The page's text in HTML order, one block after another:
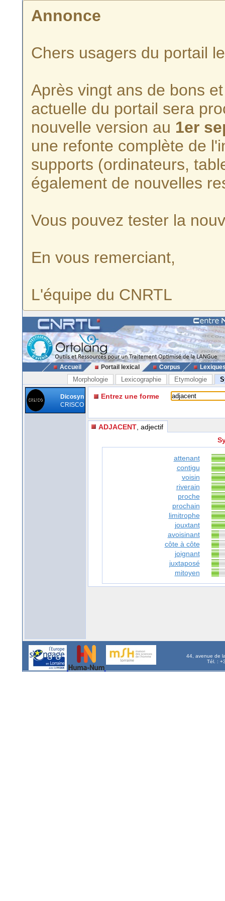
Annonce
Chers usagers du portail
Après vingt ans de bons
actuelle du portail sera
nouvelle version au 1er
une refonte complète de
supports (ordinateurs,
également de nouvelles
Vous pouvez tester la
En vous remerciant,
L'équipe du CNRTL
Accueil Portail lexical Corpus
Morphologie Lexicographie Etymologie
Dicosyn
CRISCO
Entrez une forme
ADJACENT , adjectif
attenant
contigu
voisin
riverain
proche
prochain
limitrophe
jouxtant
avoisinant
côte à côte
joignant
juxtaposé
mitoyen
44, avenue de
Tél. :